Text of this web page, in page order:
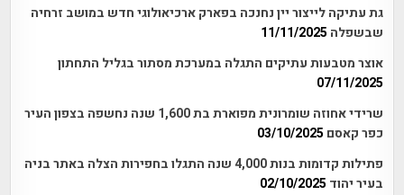
גת עתיקה לייצור יין נחנכה בפארק ארכיאולוגי חדש במושב זרחיה
שבשפלה 11/11/2025
אוצר מטבעות עתיקים התגלה במערכת מסתור בגליל התחתון
07/11/2025
שרידי אחוזה שומרונית מפוארת בת 1,600 שנה נחשפה בצפון העיר
כפר קאסם 03/10/2025
פתילות קדומות בנות 4,000 שנה התגלו בחפירות הצלה באתר בניה
בעיר יהוד 02/10/2025